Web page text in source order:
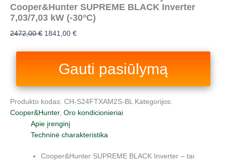
Cooper&Hunter SUPREME BLACK Inverter
7,03/7,03 kW (-30°C)
2472,00€ 1841,00 €
Gauti pasiūlymą
Produkto kodas: CH-S24FTXAM2S-BL
Kategorijos:
Cooper&Hunter, Oro kondicionieriai
Apie įrenginį
Techninė charakteristika
Cooper&Hunter SUPREME BLACK Inverter – tai